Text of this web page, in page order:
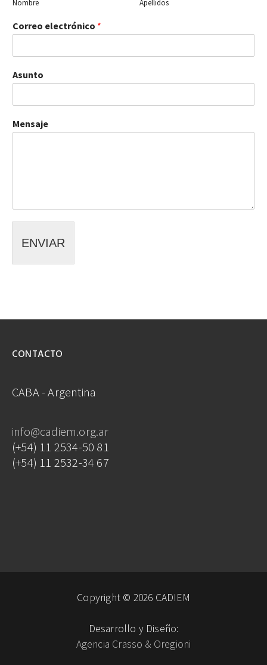
Nombre Apellidos
Correo electrónico *
Asunto
Mensaje
ENVIAR
CONTACTO
CABA - Argentina
info@cadiem.org.ar
(+54) 11 2534-50 81
(+54) 11 2532-34 67
Copyright © 2026 CADIEM
Desarrollo y Diseño:
Agencia Crasso & Oregioni